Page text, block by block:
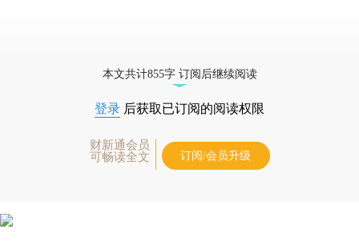
本文共计855字 订阅后继续阅读
登录 后获取已订阅的阅读权限
财新通会员
可畅读全文
订阅/会员升级